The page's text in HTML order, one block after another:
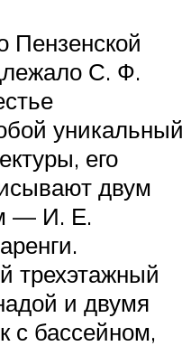
Пензенской
С. Ф.
уникальный
его
двум
— И. Е.
трехэтажный
и двумя
с бассейном,